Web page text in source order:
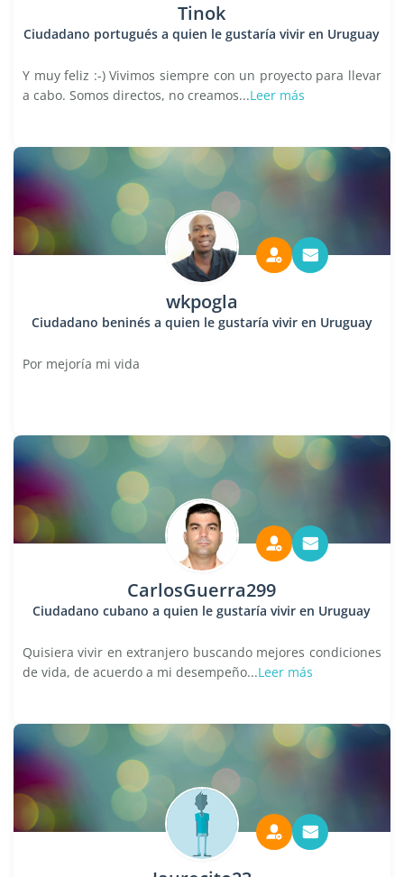
Tinok
Ciudadano portugués a quien le gustaría vivir en Uruguay
Y muy feliz :-) Vivimos siempre con un proyecto para llevar
a cabo. Somos directos, no creamos...Leer más
wkpogla
Ciudadano beninés a quien le gustaría vivir en Uruguay
Por mejoría mi vida
CarlosGuerra299
Ciudadano cubano a quien le gustaría vivir en Uruguay
Quisiera vivir en extranjero buscando mejores condiciones
de vida, de acuerdo a mi desempeño...Leer más